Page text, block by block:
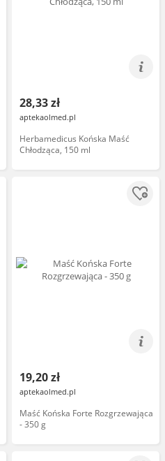
28,33 zł
aptekaolmed.pl
Herbamedicus Końska Maść
Chłodząca, 150 ml
19,20 zł
aptekaolmed.pl
Maść Końska Forte Rozgrzewająca
- 350 g